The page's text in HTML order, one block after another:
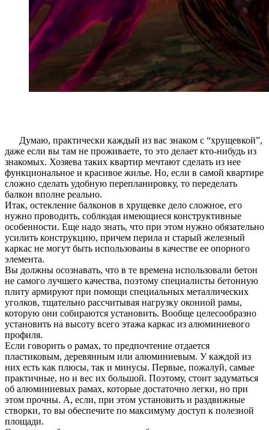
Думаю, практически каждый из вас знаком с “хрущевкой”,
даже если вы там не проживаете, то это делает кто-нибудь из
знакомых. Хозяева таких квартир мечтают сделать из нее
функциональное и красивое жилье. Но, если в самой квартире
сложно сделать удобную перепланировку, то переделать
балкон вполне реально.
Итак, остекление балконов в хрущевке дело сложное, его
нужно проводить, соблюдая имеющиеся конструктивные
особенности. Еще надо знать, что при этом нужно обязательно
усилить конструкцию, причем перила и старый железный
каркас не могут быть использованы в качестве ее опорного
элемента.
Вы должны осознавать, что в те времена использовали бетон
не самого лучшего качества, поэтому специалисты бетонную
плиту армируют при помощи специальных металлических
уголков, тщательно рассчитывая нагрузку оконной рамы,
которую они собираются установить. Вообще целесообразно
установить на высоту всего этажа каркас из алюминиевого
профиля.
Если говорить о рамах, то предпочтение отдается
пластиковым, деревянным или алюминиевым. У каждой из
них есть как плюсы, так и минусы. Первые, пожалуй, самые
практичные, но и вес их большой. Поэтому, стоит задуматься
об алюминиевых рамах, которые достаточно легки, но при
этом прочны. А, если, при этом установить и раздвижные
створки, то вы обеспечите по максимуму доступ к полезной
площади.